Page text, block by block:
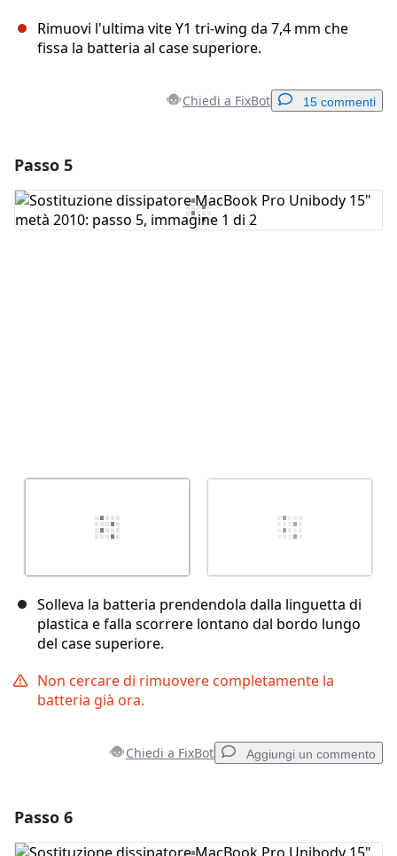
Rimuovi l'ultima vite Y1 tri-wing da 7,4 mm che
fissa la batteria al case superiore.
Chiedi a FixBot 15 commenti
Aggiungi Commento
Passo 5
Solleva la batteria prendendola dalla linguetta di
plastica e falla scorrere lontano dal bordo lungo
del case superiore.
Non cercare di rimuovere completamente la
batteria già ora.
Chiedi a FixBot Aggiungi un commento
Passo 6